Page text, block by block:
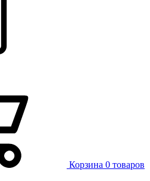
Корзина 0 товаров